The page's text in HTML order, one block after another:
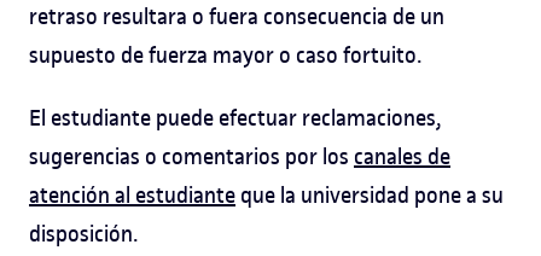
retraso resultara o fuera consecuencia de un
supuesto de fuerza mayor o caso fortuito.
El estudiante puede efectuar reclamaciones,
sugerencias o comentarios por los canales de
atención al estudiante que la universidad pone a su
disposición.